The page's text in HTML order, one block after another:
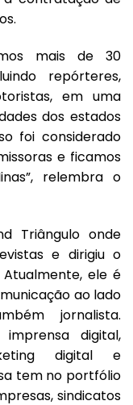
mais de 30
repórteres,
em uma
dos estados
foi considerado
e ficamos
relembra o
Triângulo onde
e dirigiu o
ele é
ao lado
jornalista.
digital,
digital e
tem no portfólio
sindicatos